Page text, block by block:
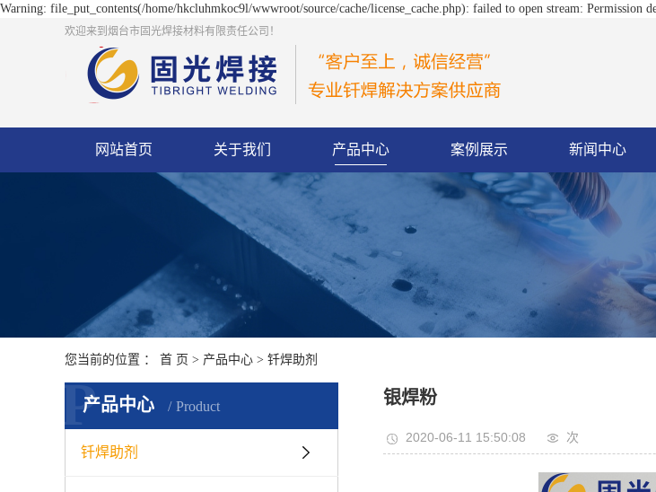
Warning: file_put_contents(/home/hkcluhmkoc9l/wwwroot/source/cache/license_cache.php): failed to open stream:
欢迎来到烟台市固光焊接材料有限责任公司！
网站首页 关于我们 产品中心 案例展示 新闻中心
您当前的位置 ： 首 页 > 产品中心 > 钎焊助剂
产品中心 Product
P
钎焊助剂
银焊粉
2020-06-11 15:50:08 次